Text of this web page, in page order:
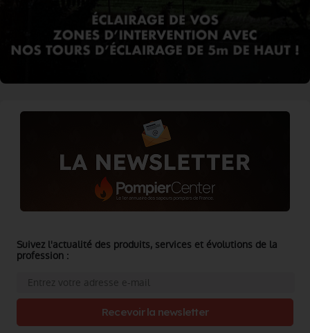
Suivez l'actualité des produits, services et évolutions de la
profession :
Recevoir la newsletter